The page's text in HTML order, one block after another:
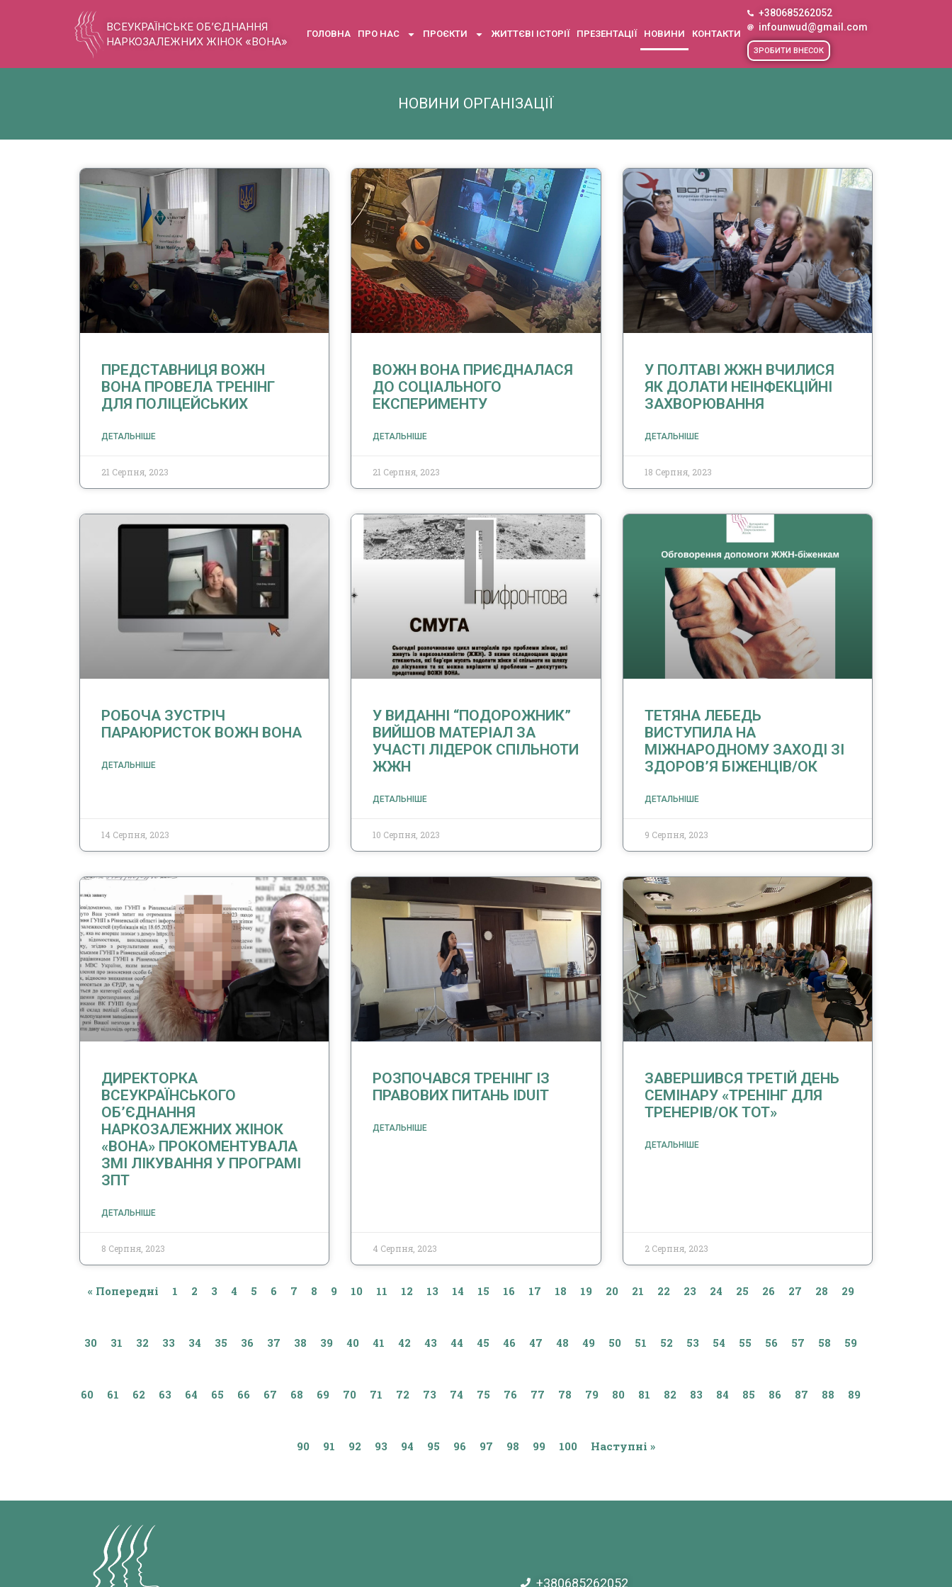
ВСЕУКРАЇНСЬКЕ ОБ’ЄДНАННЯ
НАРКОЗАЛЕЖНИХ ЖІНОК «ВОНА»
ГОЛОВНА ПРО НАС ПРОЄКТИ ЖИТТЄВІ ІСТОРІЇ ПРЕЗЕНТАЦІЇ НОВИНИ КОНТАКТИ
+380685262052
infounwud@gmail.com
ЗРОБИТИ ВНЕСОК
НОВИНИ ОРГАНІЗАЦІЇ
ПРЕДСТАВНИЦЯ ВОЖН
ВОНА ПРОВЕЛА ТРЕНІНГ
ДЛЯ ПОЛІЦЕЙСЬКИХ
ДЕТАЛЬНІШЕ
21 Серпня, 2023
ВОЖН ВОНА ПРИЄДНАЛАСЯ
ДО СОЦІАЛЬНОГО
ЕКСПЕРИМЕНТУ
ДЕТАЛЬНІШЕ
21 Серпня, 2023
У ПОЛТАВІ ЖЖН ВЧИЛИСЯ
ЯК ДОЛАТИ НЕІНФЕКЦІЙНІ
ЗАХВОРЮВАННЯ
ДЕТАЛЬНІШЕ
18 Серпня, 2023
РОБОЧА ЗУСТРІЧ
ПАРАЮРИСТОК ВОЖН ВОНА
ДЕТАЛЬНІШЕ
14 Серпня, 2023
У ВИДАННІ “ПОДОРОЖНИК”
ВИЙШОВ МАТЕРІАЛ ЗА
УЧАСТІ ЛІДЕРОК СПІЛЬНОТИ
ЖЖН
ДЕТАЛЬНІШЕ
10 Серпня, 2023
ТЕТЯНА ЛЕБЕДЬ
ВИСТУПИЛА НА
МІЖНАРОДНОМУ ЗАХОДІ ЗІ
ЗДОРОВ’Я БІЖЕНЦІВ/ОК
ДЕТАЛЬНІШЕ
9 Серпня, 2023
ДИРЕКТОРКА
ВСЕУКРАЇНСЬКОГО
ОБ’ЄДНАННЯ
НАРКОЗАЛЕЖНИХ ЖІНОК
«ВОНА» ПРОКОМЕНТУВАЛА
ЗМІ ЛІКУВАННЯ У ПРОГРАМІ
ЗПТ
ДЕТАЛЬНІШЕ
8 Серпня, 2023
РОЗПОЧАВСЯ ТРЕНІНГ ІЗ
ПРАВОВИХ ПИТАНЬ IDUIT
ДЕТАЛЬНІШЕ
4 Серпня, 2023
ЗАВЕРШИВСЯ ТРЕТІЙ ДЕНЬ
СЕМІНАРУ «ТРЕНІНГ ДЛЯ
ТРЕНЕРІВ/ОК ТОТ»
ДЕТАЛЬНІШЕ
2 Серпня, 2023
« Попередні 1 2 3 4 5 6 7 8 9 10 11 12 13 14 15 16 17 18 19 20 21 22 23 24 25 26 27 28 29
30 31 32 33 34 35 36 37 38 39 40 41 42 43 44 45 46 47 48 49 50 51 52 53 54 55 56 57 58 59
60 61 62 63 64 65 66 67 68 69 70 71 72 73 74 75 76 77 78 79 80 81 82 83 84 85 86 87 88 89
90 91 92 93 94 95 96 97 98 99 100 Наступні »
+380685262052